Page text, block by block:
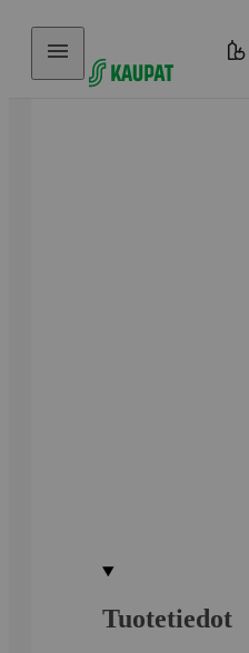
Hyppää sisältöön
Tuotetiedot